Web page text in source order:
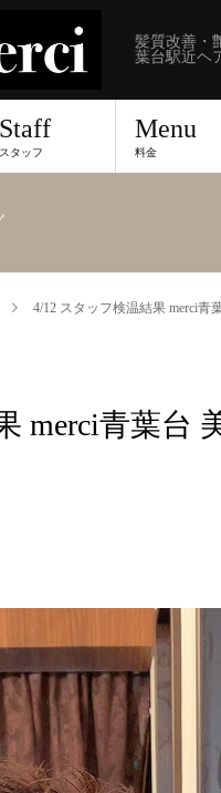
髪質改善・
葉台駅近ヘ
Staff
スタッフ
Menu
料金
4/12 スタッフ検温結果 merci青
merci青葉台